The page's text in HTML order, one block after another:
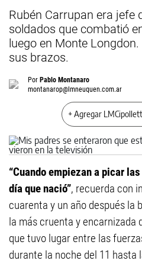
Rubén Carrupan era jefe
soldados que combatió
luego en Monte
sus brazos.
Por Pablo Montanaro
montanarop@lmneuquen.com.ar
+ Agregar
“Cuando empiezan a picar
día que nació”, recuerda con
cuarenta y un año después la
la más cruenta y encarnizada
que tuvo lugar entre las
durante la noche del 11 hasta